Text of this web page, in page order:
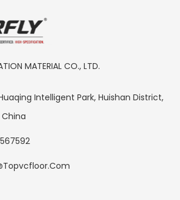
MATERIAL CO., LTD.
Intelligent Park, Huishan District,
China